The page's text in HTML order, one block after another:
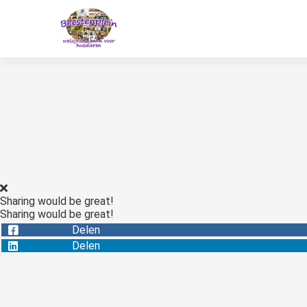
Sharing would be great!
Sharing would be great!
Delen
Delen